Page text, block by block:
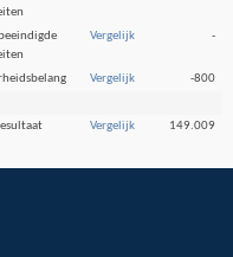
Vergelijk -
Vergelijk -800
Vergelijk 149.009